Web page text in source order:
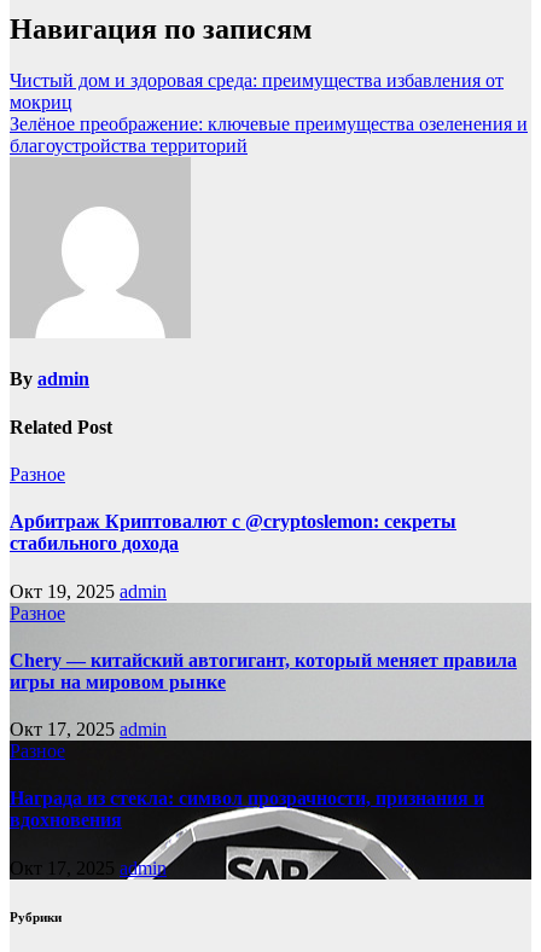
Навигация по записям
Чистый дом и здоровая среда: преимущества избавления от
мокриц
Зелёное преображение: ключевые преимущества озеленения и
благоустройства территорий
By admin
Related Post
Разное
Арбитраж Криптовалют с @cryptoslemon: секреты
стабильного дохода
Окт 19, 2025 admin
Разное
Chery — китайский автогигант, который меняет правила
игры на мировом рынке
Окт 17, 2025 admin
Разное
Награда из стекла: символ прозрачности, признания и
вдохновения
Окт 17, 2025 admin
Рубрики